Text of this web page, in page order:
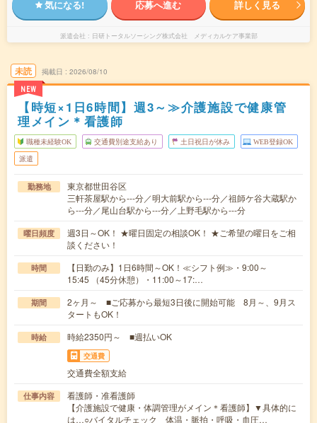
気になる! 応募へ進む 詳しく見る
派遣会社 日研トータルソーシング株式会社 メディカルケア事業部
未読
NEW
掲載日 2026/08/10
【時短×1日6時間】週3～≫介護施設で健康管
理メイン＊看護師
職種未経験OK 交通費別途支給あり 土日祝日が休み WEB登録OK
派遣
勤務地
東京都世田谷区
三軒茶屋駅から---分／明大前駅から---分／祖師ケ谷大蔵駅か
ら---分／尾山台駅から---分／上野毛駅から---分
曜日頻度
週3日～OK！ ★曜日固定の相談OK！ ★ご希望の曜日をご相
談ください！
時間
【日勤のみ】1日6時間～OK！≪シフト例≫・9:00～
15:45 （45分休憩）・11:00～17:…
期間
2ヶ月～ ■ご応募から最短3日後に開始可能 8月～、9月ス
タートもOK！
時給 時給2350円～ ■週払いOK
交通費
交通費全額支給
仕事内容
看護師・准看護師
【介護施設で健康・体調管理がメイン＊看護師】▼具体的に
は…○バイタルチェック 体温・脈拍・呼吸・血圧…